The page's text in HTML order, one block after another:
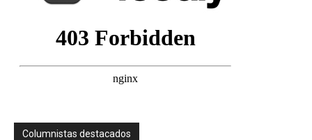
Columnistas destacados